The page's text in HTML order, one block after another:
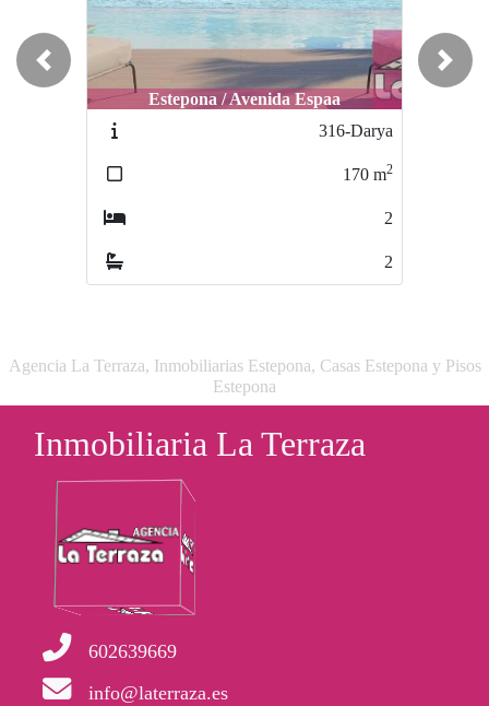
Estepona / Avenida Espaa
316-Darya
m 2
Estepona / Centro
Previous Next
Agencia La Terraza, Inmobiliarias Estepona, Casas Estepona y Pisos
Estepona
Inmobiliaria La Terraza
602639669
info@laterraza.es